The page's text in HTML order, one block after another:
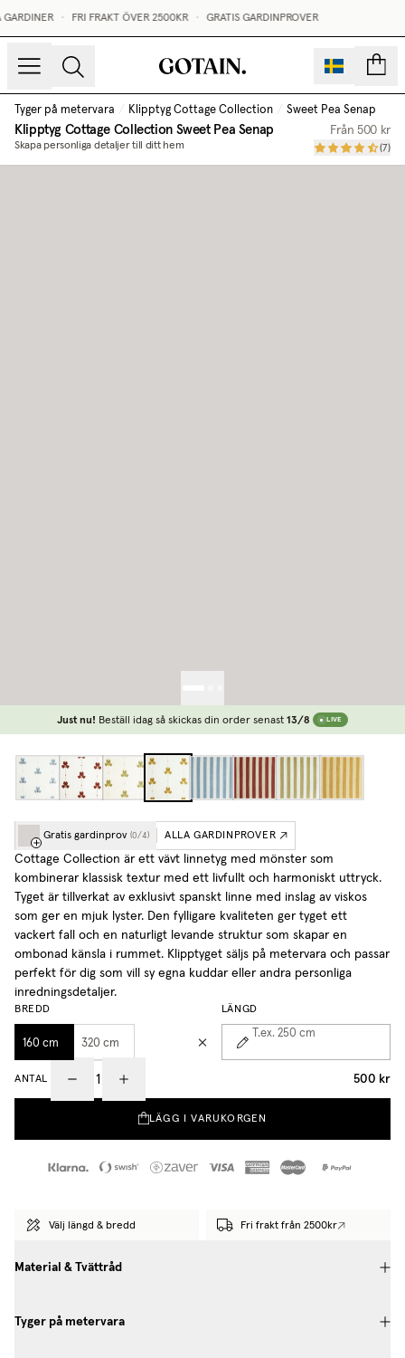
FRI FRAKT ÖVER 2500KR GRATIS GARDINPROVER
Tyger på metervara / Klipptyg Cottage Collection / Sweet Pea Senap
Klipptyg Cottage CollectionSweet Pea Senap
Skapa personliga detaljer till ditt hem
Från500 kr
(7)
Just nu! Beställ idag så skickas din order senast 13/8 LIVE
Gratis gardinprov (0/4) ALLA GARDINPROVER
Cottage Collection är ett vävt linnetyg med mönster som
kombinerar klassisk textur med ett livfullt och harmoniskt uttryck.
Tyget är tillverkat av exklusivt spanskt linne med inslag av viskos
som ger en mjuk lyster. Den fylligare kvaliteten ger tyget ett
vackert fall och en naturligt levande struktur som skapar en
ombonad känsla i rummet. Klipptyget säljs på metervara och passar
perfekt för dig som vill sy egna kuddar eller andra personliga
inredningsdetaljer.
BREDD
160 cm 320 cm
LÄNGD
T.ex. 250 cm
ANTAL 500 kr
LÄGG I VARUKORGEN
Välj längd & bredd Fri frakt från 2500kr
Material & Tvättråd
Tyger på metervara